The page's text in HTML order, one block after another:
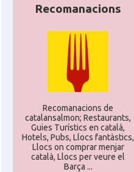
Recomanacions
Recomanacions de
catalansalmon; Restaurants,
Guies Turístics en català,
Hotels, Pubs, Llocs fantàstics,
Llocs on comprar menjar
català, Llocs per veure el
Barça ...